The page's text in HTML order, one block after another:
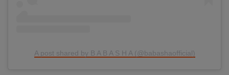
A post shared by B A B A S H A (@babashaofficial)